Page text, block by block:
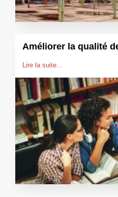
Améliorer la qualité
Lire la suite...